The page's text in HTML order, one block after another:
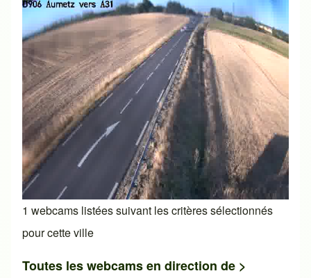
1 webcams listées suivant les critères sélectionnés
pour cette ville
Toutes les webcams en direction de >